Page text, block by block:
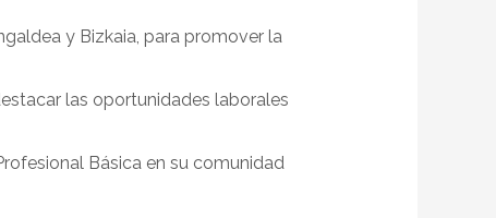
y Bizkaia, para promover la
las oportunidades laborales
Básica en su comunidad